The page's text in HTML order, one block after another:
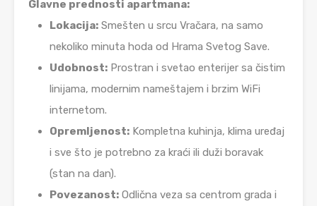
Glavne prednosti apartmana:
Lokacija: Smešten u srcu Vračara, na samo
nekoliko minuta hoda od Hrama Svetog Save.
Udobnost: Prostran i svetao enterijer sa čistim
linijama, modernim nameštajem i brzim WiFi
internetom.
Opremljenost: Kompletna kuhinja, klima uređaj
i sve što je potrebno za kraći ili duži boravak
(stan na dan).
Povezanost: Odlična veza sa centrom grada i